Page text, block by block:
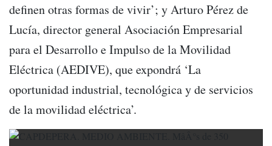
definen otras formas de vivir’; y Arturo Pérez de
Lucía, director general Asociación Empresarial
para el Desarrollo e Impulso de la Movilidad
Eléctrica (AEDIVE), que expondrá ‘La
oportunidad industrial, tecnológica y de servicios
de la movilidad eléctrica’.